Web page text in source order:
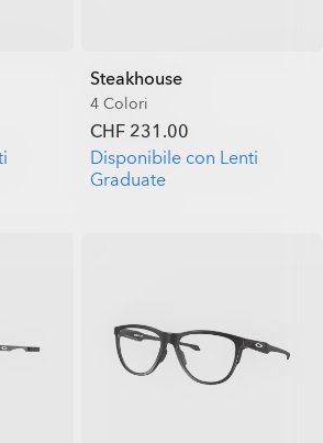
Steakhouse
4 Colori
CHF 231.00
Disponibile con Lenti
Graduate